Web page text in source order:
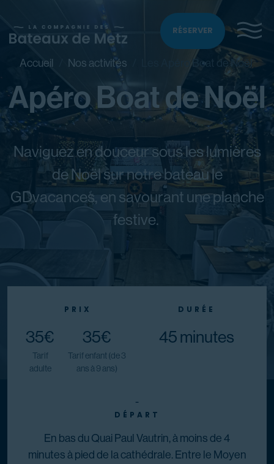
RÉSERVER
Accueil Nos activités Les Apéro Boat de Noël
Apéro Boat de Noël
Naviguez en douceur sous les lumières
de Noël sur notre bateau le
GDvacances, en savourant une planche
festive.
PRIX
35€
Tarif
adulte
35€
Tarif enfant (de 3
ans à 9 ans)
DURÉE
45 minutes
-
DÉPART
En bas du Quai Paul Vautrin, à moins de 4
minutes à pied de la cathédrale. Entre le Moyen